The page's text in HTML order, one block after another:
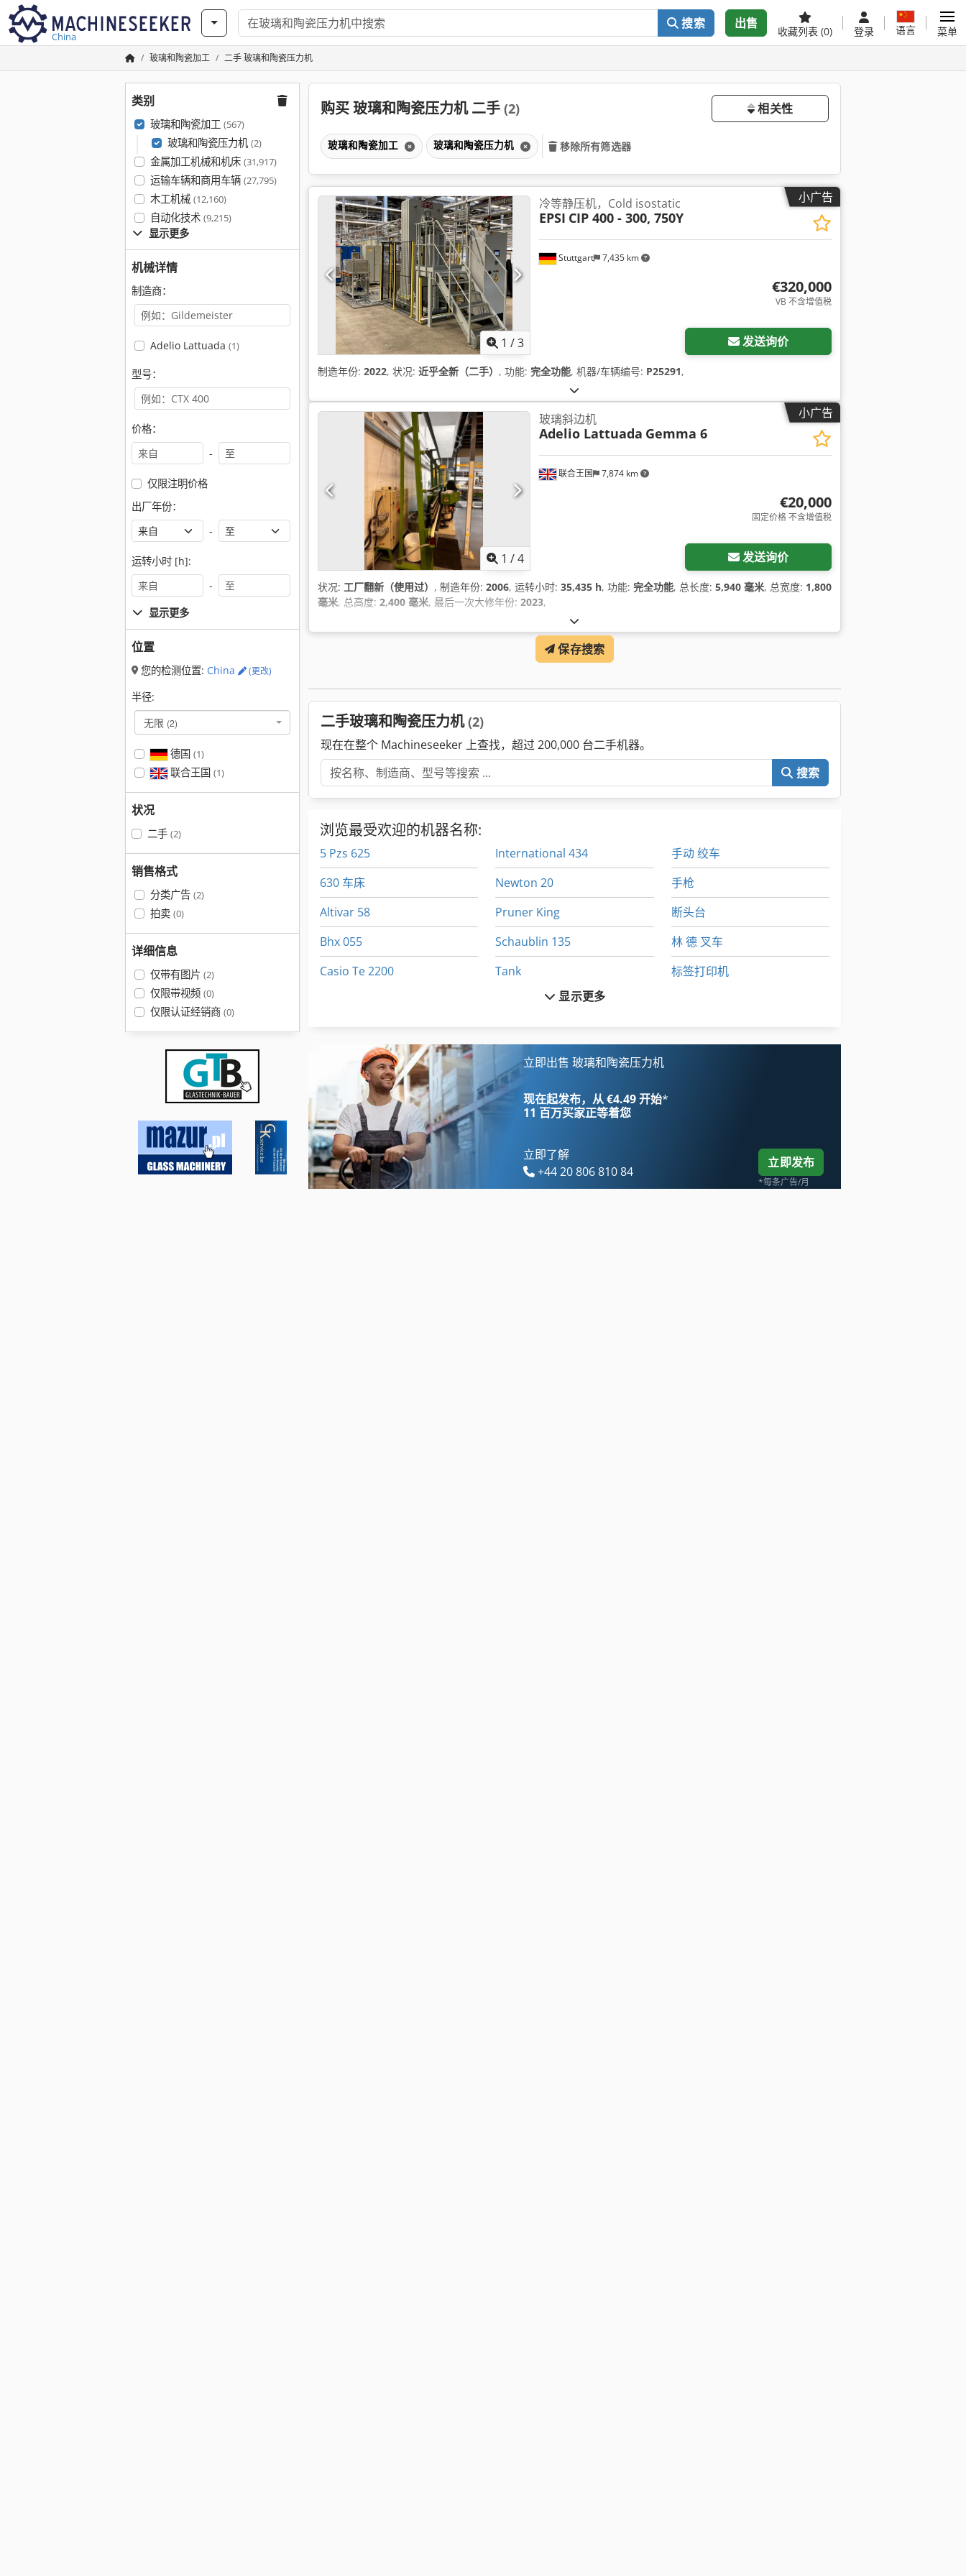
China
搜索 出售
收藏列表 (0) 登录 语言 菜单
玻璃和陶瓷加工 二手 玻璃和陶瓷压力机
类别
玻璃和陶瓷加工 (567)
玻璃和陶瓷压力机 (2)
金属加工机械和机床 (31,917)
运输车辆和商用车辆 (27,795)
木工机械 (12,160)
自动化技术 (9,215)
显示更多
机械详情
制造商：
Adelio Lattuada (1)
型号：
价格：
-
仅限注明价格
出厂年份：
-
运转小时 [h]:
-
显示更多
位置
您的检测位置: China (更改)
半径:
无限 (2)
德国 (1)
联合王国 (1)
状况
二手 (2)
销售格式
分类广告 (2)
拍卖 (0)
详细信息
仅带有图片 (2)
仅限带视频 (0)
仅限认证经销商 (0)
购买 玻璃和陶瓷压力机 二手 (2) 相关性
玻璃和陶瓷加工 玻璃和陶瓷压力机 移除所有筛选器
小广告
1 /3
Stuttgart 7,435 km
冷等静压机，Cold isostatic
EPSI CIP 400 - 300, 750Y
€320,000
VB 不含增值税
发送询价
制造年份: 2022, 状况: 近乎全新（二手） , 功能: 完全功能, 机器/车辆编号: P25291,
小广告
1 /4
联合王国 7,874 km
玻璃斜边机
Adelio Lattuada Gemma 6
€20,000
固定价格 不含增值税
发送询价
状况: 工厂翻新（使用过） , 制造年份: 2006, 运转小时: 35,435 h, 功能: 完全功能, 总长度: 5,940 毫米, 总宽度: 1,800
毫米, 总高度: 2,400 毫米, 最后一次大修年份: 2023,
保存搜索
二手玻璃和陶瓷压力机(2)
现在在整个 Machineseeker 上查找，超过 200,000 台二手机器。
搜索
浏览最受欢迎的机器名称:
5 Pzs 625
630 车床
Altivar 58
Bhx 055
Casio Te 2200
Hsm V Press 605
International 434
Newton 20
Pruner King
Schaublin 135
Tank
Transmig 400
三维 扫描 仪
手动 剪 板 机
手动 绞车
手枪
断头台
林 德 叉车
标签打印机
显示更多
立即出售 玻璃和陶瓷压力机
现在起发布，从 €4.49 开始*
11 百万买家正等着您
立即了解
+44 20 806 810 84
立即发布
*每条广告/月